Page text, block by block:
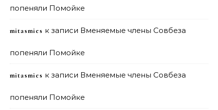
попеняли Помойке
mitasmies к записи Вменяемые члены Совбеза
попеняли Помойке
mitasmies к записи Вменяемые члены Совбеза
попеняли Помойке